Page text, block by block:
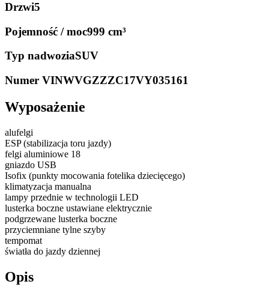
Drzwi5
Pojemność / moc999 cm³
Typ nadwoziaSUV
Numer VINWVGZZZC17VY035161
Wyposażenie
alufelgi
ESP (stabilizacja toru jazdy)
felgi aluminiowe 18
gniazdo USB
Isofix (punkty mocowania fotelika dziecięcego)
klimatyzacja manualna
lampy przednie w technologii LED
lusterka boczne ustawiane elektrycznie
podgrzewane lusterka boczne
przyciemniane tylne szyby
tempomat
światła do jazdy dziennej
Opis